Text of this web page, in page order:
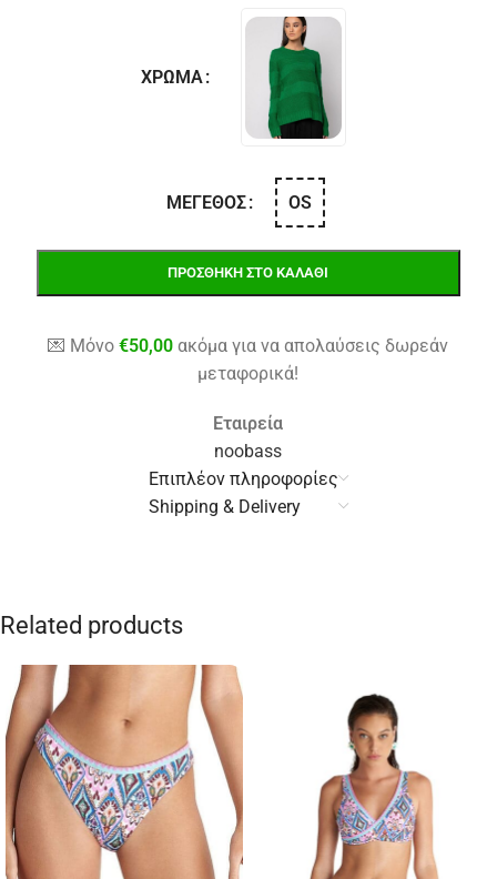
ΧΡΏΜΑ
ΜΈΓΕΘΟΣ OS
ΠΡΟΣΘΉΚΗ ΣΤΟ ΚΑΛΆΘΙ
💌 Μόνο€50,00 ακόμα για να απολαύσεις δωρεάν
μεταφορικά!
Εταιρεία
noobass
Επιπλέον πληροφορίες
Shipping & Delivery
Related products